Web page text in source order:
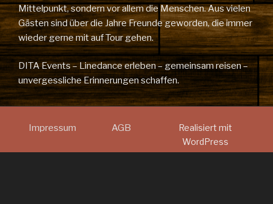
Mittelpunkt, sondern vor allem die Menschen. Aus vielen
Gästen sind über die Jahre Freunde geworden, die immer
wieder gerne mit auf Tour gehen.
DITA Events – Linedance erleben – gemeinsam reisen –
unvergessliche Erinnerungen schaffen.
Impressum AGB
Realisiert mit
WordPress